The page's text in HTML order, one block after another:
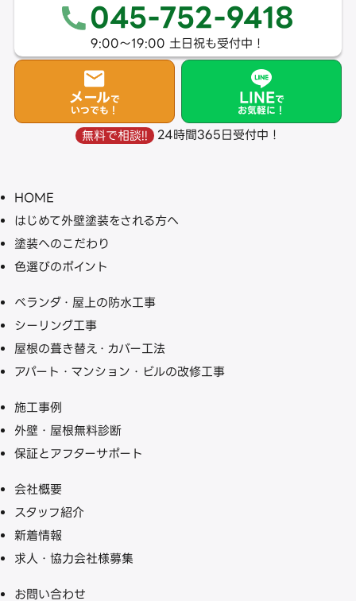
045-752-9418
9:00〜19:00 土日祝も受付中！
メールで
いつでも！
LINEで
お気軽に！
無料で相談!! 24時間365日受付中！
HOME
はじめて外壁塗装をされる方へ
塗装へのこだわり
色選びのポイント
ベランダ・屋上の防水工事
シーリング工事
屋根の葺き替え・カバー工法
アパート・マンション・ビルの改修工事
施工事例
外壁・屋根無料診断
保証とアフターサポート
会社概要
スタッフ紹介
新着情報
求人・協力会社様募集
お問い合わせ